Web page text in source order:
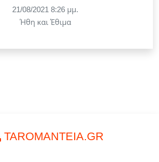
21/08/2021 8:26 μμ.
Ήθη και Έθιμα
TAROMANTEIA.GR